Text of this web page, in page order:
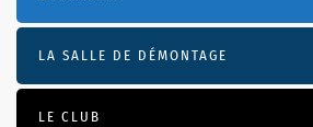
LA SALLE DE DÉMONTAGE
LE CLUB